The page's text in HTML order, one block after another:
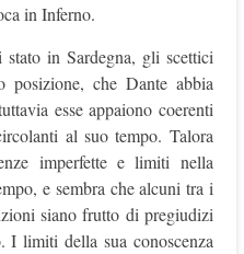
in Inferno.
in Sardegna, gli scettici
che Dante abbia
esse appaiono coerenti
al suo tempo. Talora
imperfette e limiti nella
e sembra che alcuni tra i
siano frutto di pregiudizi
I limiti della sua conoscenza